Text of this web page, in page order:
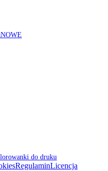
NOWE
do druku
RegulaminLicencja